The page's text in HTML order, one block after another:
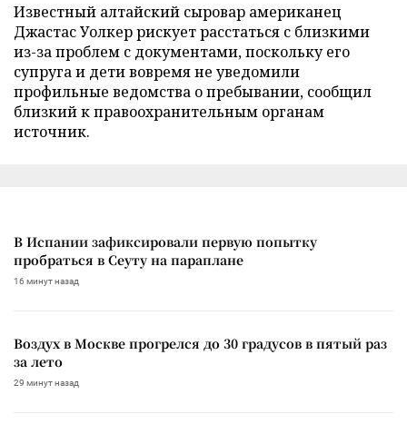
Известный алтайский сыровар американец
Джастас Уолкер рискует расстаться с близкими
из-за проблем с документами, поскольку его
супруга и дети вовремя не уведомили
профильные ведомства о пребывании, сообщил
близкий к правоохранительным органам
источник.
В Испании зафиксировали первую попытку
пробраться в Сеуту на параплане
16 минут назад
Воздух в Москве прогрелся до 30 градусов в пятый раз
за лето
29 минут назад